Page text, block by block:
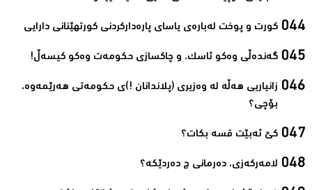
کورت و پوخت له‌باره‌ی یاسای‌ پاره‌داركردنی‌ كورتهێنانی‌ دارایی‌
گەندەڵی‌ وەکو ئاسک، و چاکسازی‌ حکومەت وەکو کیسەڵ!‌
زانیاریى هەڵە لە وەزیرى (پلاندانان !)ى حکومەتى هەرێمەوە،
بۆچى؟‌
كێ ئه‌بێت قسه‌ بكات؟‌
لامەرکەزی، دەرمانی چ دەردێکە؟‌